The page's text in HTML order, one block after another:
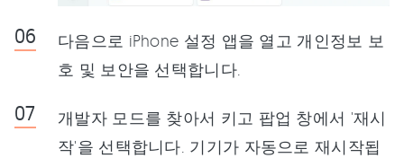
다음으로 iPhone 설정 앱을 열고 개인정보 보
호 및 보안을 선택합니다.
개발자 모드를 찾아서 키고 팝업 창에서 '재시
작'을 선택합니다. 기기가 자동으로 재시작됩